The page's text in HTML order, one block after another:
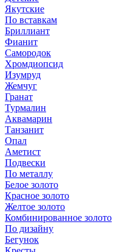
Якутские
По вставкам
Бриллиант
Фианит
Самородок
Хромдиопсид
Изумруд
Жемчуг
Гранат
Турмалин
Аквамарин
Танзанит
Опал
Аметист
Подвески
По металлу
Белое золото
Красное золото
Желтое золото
Комбинированное золото
По дизайну
Бегунок